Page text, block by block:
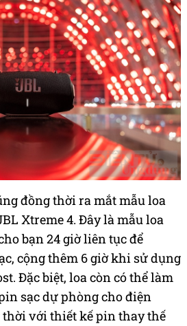
đồng thời ra mắt mẫu loa
Xtreme 4. Đây là mẫu loa
bạn 24 giờ liên tục để
cộng thêm 6 giờ khi sử dụng
Đặc biệt, loa còn có thể làm
sạc dự phòng cho điện
thời với thiết kế pin thay thế